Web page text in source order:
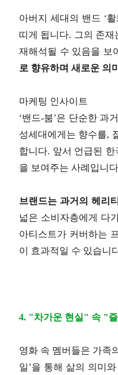
아버지 세대의 밴드 ‘
띠게 됩니다. 그의 존
재해석될 수 있음을 보
로 향유하며 새로운 의
마케팅 인사이트
‘밴드-붐’은 단순한 과
성세대에게는 향수를,
합니다. 앞서 언급된
을 보여주는 사례입니
브랜드는 과거의 헤리
넓은 소비자층에게 다
아티스트가 커버하는
이 효과적일 수 있습니
4. "차가운 현실" 속 "
영화 속 멤버들은 가족
일’을 통해 삶의 의미